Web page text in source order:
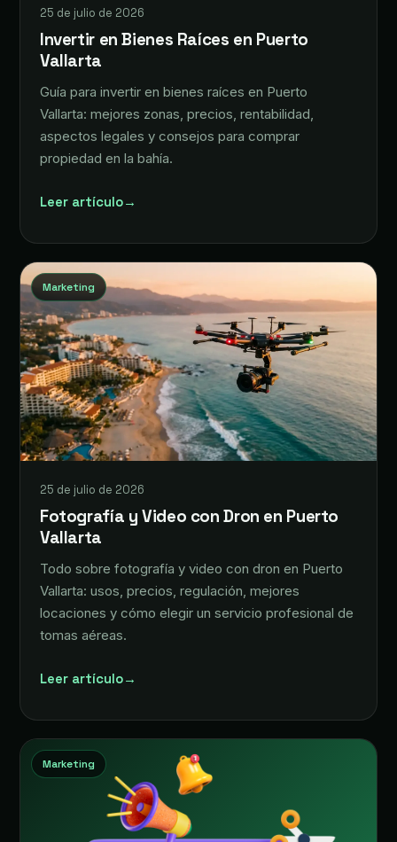
25 de julio de 2026
Invertir en Bienes Raíces en Puerto
Vallarta
Guía para invertir en bienes raíces en Puerto
Vallarta: mejores zonas, precios, rentabilidad,
aspectos legales y consejos para comprar
propiedad en la bahía.
Leer artículo→
Marketing
25 de julio de 2026
Fotografía y Video con Dron en Puerto
Vallarta
Todo sobre fotografía y video con dron en Puerto
Vallarta: usos, precios, regulación, mejores
locaciones y cómo elegir un servicio profesional de
tomas aéreas.
Leer artículo→
Marketing